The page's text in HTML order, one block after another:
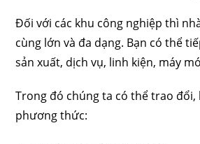
Đối với các khu công nghiệp thì
cùng lớn và đa dạng. Bạn có thể
sản xuất, dịch vụ, linh kiện, máy
Trong đó chúng ta có thể trao đổi,
phương thức: